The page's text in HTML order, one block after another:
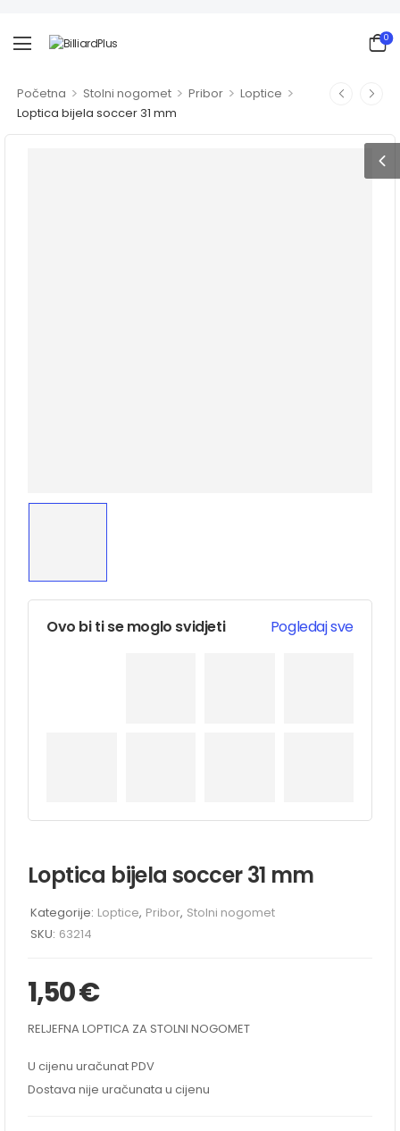
0
Početna > Stolni nogomet > Pribor > Loptice >
Loptica bijela soccer 31 mm
Ovo bi ti se moglo svidjeti Pogledaj sve
Loptica bijela soccer 31 mm
Kategorije: Loptice, Pribor, Stolni nogomet
SKU: 63214
1,50€
RELJEFNA LOPTICA ZA STOLNI NOGOMET
U cijenu uračunat PDV
Dostava nije uračunata u cijenu